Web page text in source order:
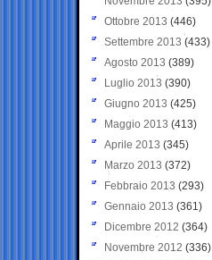
Ottobre 2013 (446)
Settembre 2013 (433)
Agosto 2013 (389)
Luglio 2013 (390)
Giugno 2013 (425)
Maggio 2013 (413)
Aprile 2013 (345)
Marzo 2013 (372)
Febbraio 2013 (293)
Gennaio 2013 (361)
Dicembre 2012 (364)
Novembre 2012 (336)